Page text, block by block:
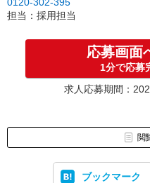
ございます。
がございます。予めご了承くだ
担当：採用担当
応募画面
1分で応募
求人応募期間：
閲
ブックマーク